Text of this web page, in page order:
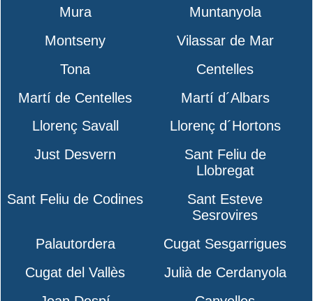
Mura
Muntanyola
Montseny
Vilassar de Mar
Tona
Centelles
Martí de Centelles
Martí d´Albars
Llorenç Savall
Llorenç d´Hortons
Just Desvern
Sant Feliu de
Llobregat
Sant Feliu de Codines
Sant Esteve
Sesrovires
Palautordera
Cugat Sesgarrigues
Cugat del Vallès
Julià de Cerdanyola